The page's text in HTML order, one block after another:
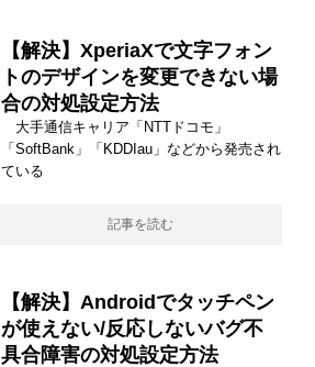
【解決】XperiaXで文字フォン
トのデザインを変更できない場
合の対処設定方法
大手通信キャリア「NTTドコモ」
「SoftBank」「KDDIau」などから発売され
ている
記事を読む
【解決】Androidでタッチペン
が使えない/反応しないバグ不
具合障害の対処設定方法